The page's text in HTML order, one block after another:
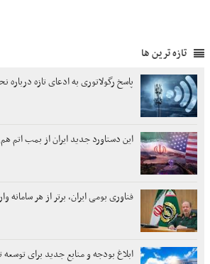
تازه ترین ها
پاسخ رگولاتوری به ادعای تازه
این دستاورد جدید ایران از بمب اتم
فناوری بومی ایران، برتر از هر سامانه
ابلاغ بودجه و منابع جدید برای توسعه